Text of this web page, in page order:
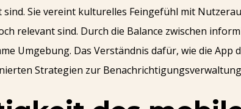
Sie vereint kulturelles Feingefühl mit
relevant sind. Durch die Balance zwischen
Umgebung. Das Verständnis dafür, wie die App
Strategien zur